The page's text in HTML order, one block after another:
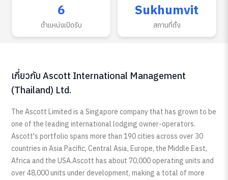
6
ตำแหน่งเปิดรับ
Sukhumvit
สถานที่ตั้ง
เกี่ยวกับ Ascott International Management
(Thailand) Ltd.
The Ascott Limited is a Singapore company that has grown to be
one of the leading international lodging owner-operators.
Ascott's portfolio spans more than 190 cities across over 30
countries in Asia Pacific, Central Asia, Europe, the Middle East,
Africa and the USA.Ascott has about 70,000 operating units and
over 48,000 units under development, making a total of more